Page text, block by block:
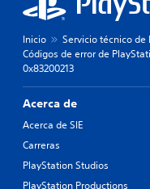
Inicio
Servicio técnico de
Códigos de error de
0x83200213
Acerca de
Acerca de SIE
Carreras
PlayStation Studios
PlayStation Productions